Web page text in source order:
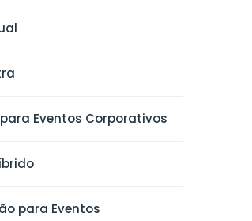
Eventos Corporativos
para Eventos